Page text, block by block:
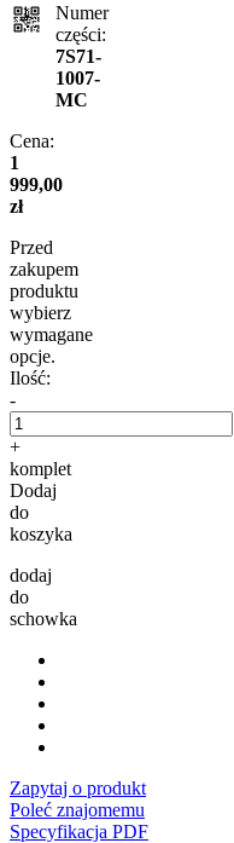
Numer
części:
7S71-
1007-
MC
Cena:
1
999,00
zł
Przed
zakupem
produktu
wybierz
wymagane
opcje.
Ilość:
-
+
komplet
Dodaj
do
koszyka
dodaj
do
schowka
Zapytaj o produkt
Poleć znajomemu
Specyfikacja PDF